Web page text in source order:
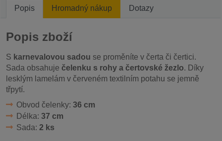
Popis Hromadný nákup Dotazy
Popis zboží
S karnevalovou sadou se proměníte v čerta či čertici.
Sada obsahuje čelenku s rohy a čertovské žezlo. Díky
lesklým lamelám v červeném textilním potahu se jemně
třpytí.
Obvod čelenky: 36 cm
Délka: 37 cm
Sada: 2 ks